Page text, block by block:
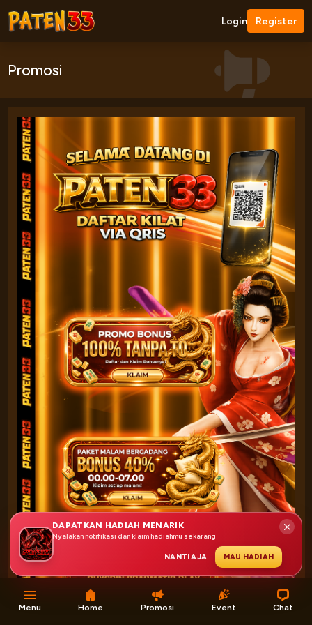
Login Register
Promosi
Menu Home Promosi Event Chat
DAPATKAN HADIAH MENARIK
Nyalakan notifikasi dan klaim hadiahmu sekarang
NANTI AJA MAU HADIAH